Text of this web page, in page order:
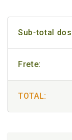
Sub-total
Frete:
TOTAL: